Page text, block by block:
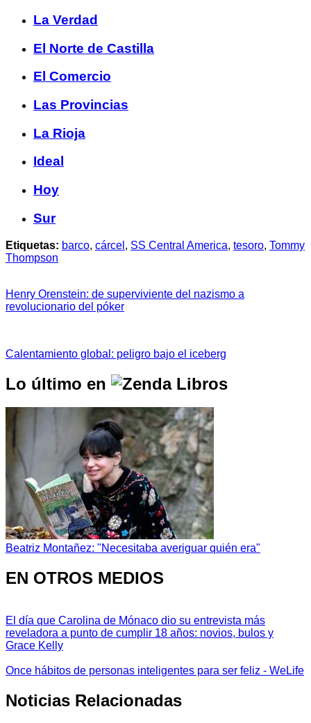
La Verdad
El Norte de Castilla
El Comercio
Las Provincias
La Rioja
Ideal
Hoy
Sur
Etiquetas: barco, cárcel , SS Central America, tesoro, Tommy
Thompson
Henry Orenstein: de superviviente del nazismo a
revolucionario del póker
Calentamiento global: peligro bajo el iceberg
Lo último en
Beatriz Montañez: "Necesitaba averiguar quién era"
EN OTROS MEDIOS
El día que Carolina de Mónaco dio su entrevista más
reveladora a punto de cumplir 18 años: novios, bulos y
Grace Kelly
Once hábitos de personas inteligentes para ser feliz - WeLife
Noticias Relacionadas